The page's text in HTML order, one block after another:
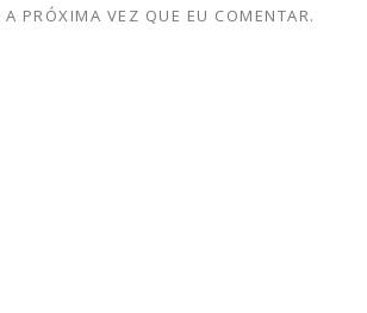
PRÓXIMA VEZ QUE EU COMENTAR.